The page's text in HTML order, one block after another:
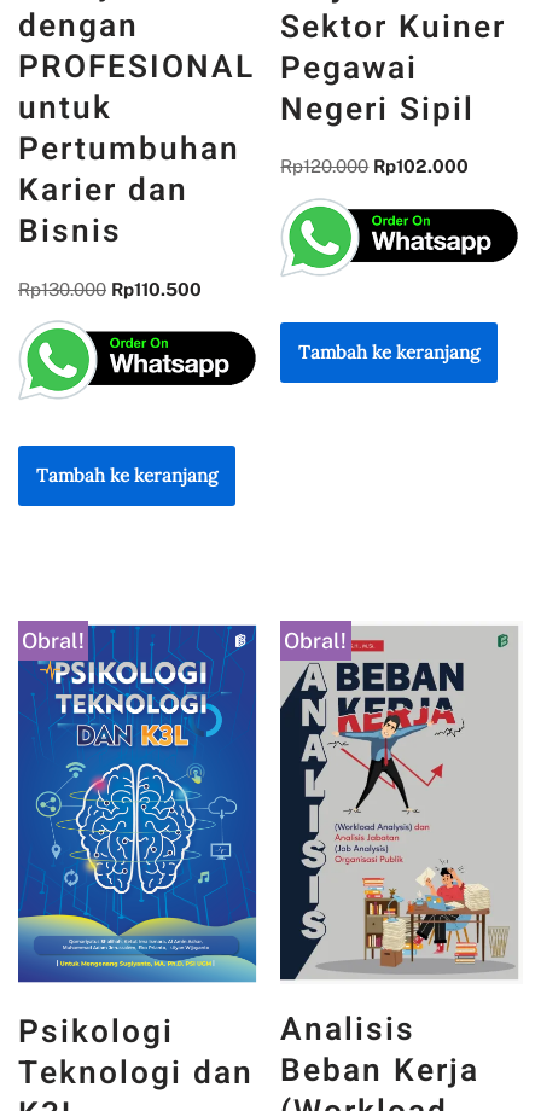
dengan
PROFESIONAL
untuk
Pertumbuhan
Karier dan
Bisnis
Rp130.000 Rp110.500
Tambah ke keranjang
Sektor Kuiner
Pegawai
Negeri Sipil
Rp120.000 Rp102.000
Tambah ke keranjang
Obral!
Psikologi
Teknologi dan
Obral!
Analisis
Beban Kerja